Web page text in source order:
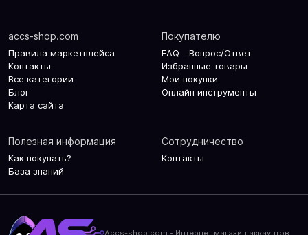
accs-shop.com
Правила маркетплейса
Контакты
Все категории
Блог
Карта сайта
Покупателю
FAQ - Вопрос/Ответ
Избранные товары
Мои покупки
Онлайн инструменты
Полезная информация
Как покупать?
База знаний
Сотрудничество
Контакты
Accs-shop.com - Интернет магазин аккаунтов